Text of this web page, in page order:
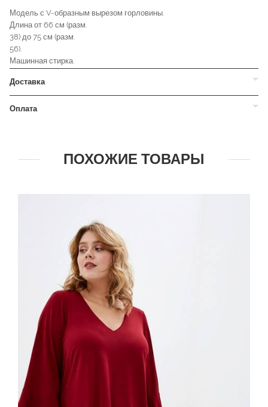
Модель с V-образным вырезом горловины.
Длина от 66 см (разм.
38) до 75 см (разм.
56).
Машинная стирка.
Доставка
Оплата
ПОХОЖИЕ ТОВАРЫ